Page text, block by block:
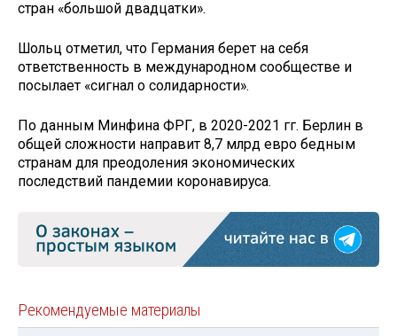
стран «большой двадцатки».
Шольц отметил, что Германия берет на себя
ответственность в международном сообществе и
посылает «сигнал о солидарности».
По данным Минфина ФРГ, в 2020-2021 гг. Берлин в
общей сложности направит 8,7 млрд евро бедным
странам для преодоления экономических
последствий пандемии коронавируса.
Рекомендуемые материалы